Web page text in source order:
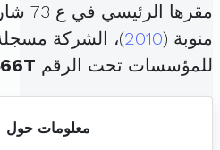
منوبة (2010)، الشركة
للمؤسسات تحت الرقم
معلومات حول